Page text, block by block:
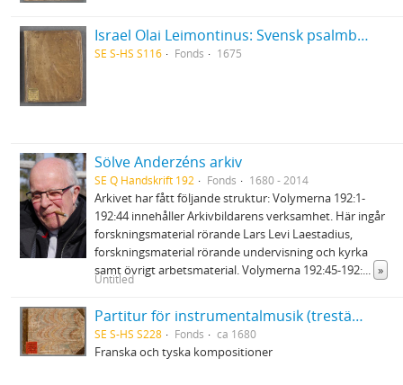
Israel Olai Leimontinus: Svensk psalmbok med sångnoter
SE S-HS S116 Fonds 1675
Sölve Anderzéns arkiv
SE Q Handskrift 192 Fonds 1680 - 2014
Arkivet har fått följande struktur: Volymerna 192:1-
192:44 innehåller Arkivbildarens verksamhet. Här ingår
forskningsmaterial rörande Lars Levi Laestadius,
forskningsmaterial rörande undervisning och kyrka
samt övrigt arbetsmaterial. Volymerna 192:45-192:... »
Untitled
Partitur för instrumentalmusik (trestämmig sättning) i tabulatur
SE S-HS S228 Fonds ca 1680
Franska och tyska kompositioner